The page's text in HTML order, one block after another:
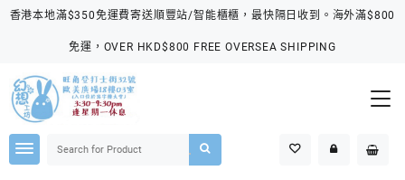
Skip
香港本地滿$350免運費寄送順豐站/智能櫃櫃，最快隔日收到。海外滿$800
免運，OVER HKD$800 FREE OVERSEA SHIPPING